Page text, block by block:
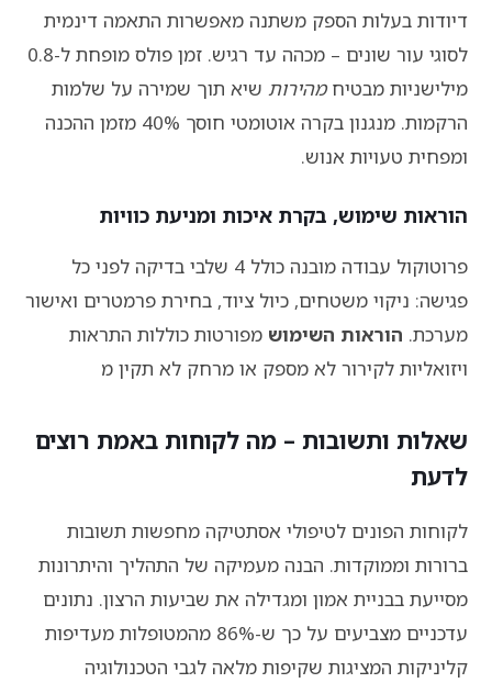
דיודות בעלות הספק משתנה מאפשרות התאמה דינמית
לסוגי עור שונים – מכהה עד רגיש. זמן פולס מופחת ל-0.8
מילישניות מבטיחמהירות שיא תוך שמירה על שלמות
הרקמות. מנגנון בקרה אוטומטי חוסך 40% מזמן ההכנה
ומפחית טעויות אנוש.
הוראות שימוש, בקרת איכות ומניעת כוויות
פרוטוקול עבודה מובנה כולל 4 שלבי בדיקה לפני כל
פגישה: ניקוי משטחים, כיול ציוד, בחירת פרמטרים ואישור
מערכת. הוראות השימוש מפורטות כוללות התראות
ויזואליות לקירור לא מספק או מרחק לא תקין מ
שאלות ותשובות – מה לקוחות באמת רוצים
לדעת
לקוחות הפונים לטיפולי אסתטיקה מחפשות תשובות
ברורות וממוקדות. הבנה מעמיקה של התהליך והיתרונות
מסייעת בבניית אמון ומגדילה את שביעות הרצון. נתונים
עדכניים מצביעים על כך ש-86% מהמטופלות מעדיפות
קליניקות המציגות שקיפות מלאה לגבי הטכנולוגיה